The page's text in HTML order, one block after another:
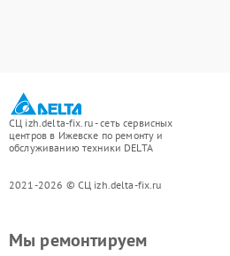
СЦ izh.delta-fix.ru - сеть сервисных
центров в Ижевске по ремонту и
обслуживанию техники DELTA
2021-2026 © СЦ izh.delta-fix.ru
Мы ремонтируем